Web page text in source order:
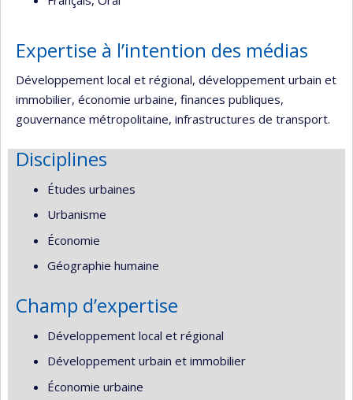
Expertise à l’intention des médias
Développement local et régional, développement urbain et
immobilier, économie urbaine, finances publiques,
gouvernance métropolitaine, infrastructures de transport.
Disciplines
Études urbaines
Urbanisme
Économie
Géographie humaine
Champ d’expertise
Développement local et régional
Développement urbain et immobilier
Économie urbaine